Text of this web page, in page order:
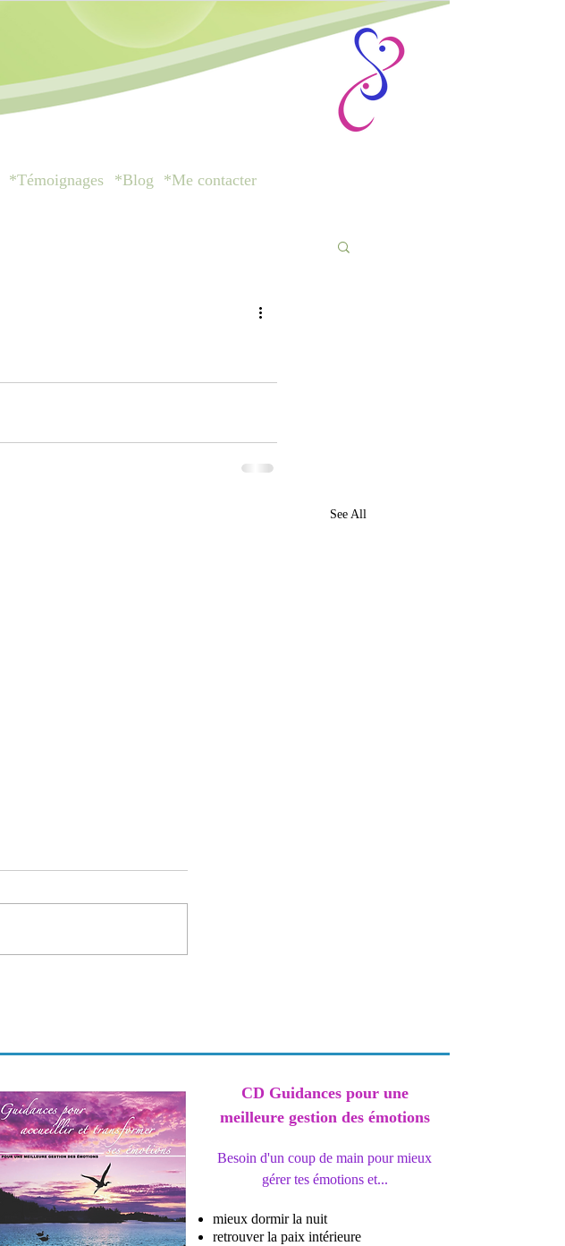
*Témoignages *Blog *Me contacter
See All
CD Guidances pour une
meilleure gestion des émotions
Besoin d'un coup de main pour mieux
gérer tes émotions et...
mieux dormir la nuit
retrouver la paix intérieure